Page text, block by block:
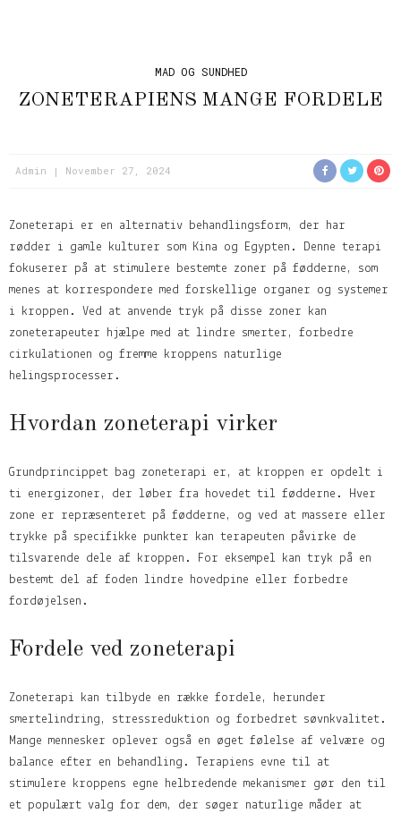
MAD OG SUNDHED
ZONETERAPIENS MANGE FORDELE
Admin November 27, 2024
Zoneterapi er en alternativ behandlingsform, der har
rødder i gamle kulturer som Kina og Egypten. Denne terapi
fokuserer på at stimulere bestemte zoner på fødderne, som
menes at korrespondere med forskellige organer og systemer
i kroppen. Ved at anvende tryk på disse zoner kan
zoneterapeuter hjælpe med at lindre smerter, forbedre
cirkulationen og fremme kroppens naturlige
helingsprocesser.
Hvordan zoneterapi virker
Grundprincippet bag zoneterapi er, at kroppen er opdelt i
ti energizoner, der løber fra hovedet til fødderne. Hver
zone er repræsenteret på fødderne, og ved at massere eller
trykke på specifikke punkter kan terapeuten påvirke de
tilsvarende dele af kroppen. For eksempel kan tryk på en
bestemt del af foden lindre hovedpine eller forbedre
fordøjelsen.
Fordele ved zoneterapi
Zoneterapi kan tilbyde en række fordele, herunder
smertelindring, stressreduktion og forbedret søvnkvalitet.
Mange mennesker oplever også en øget følelse af velvære og
balance efter en behandling. Terapiens evne til at
stimulere kroppens egne helbredende mekanismer gør den til
et populært valg for dem, der søger naturlige måder at